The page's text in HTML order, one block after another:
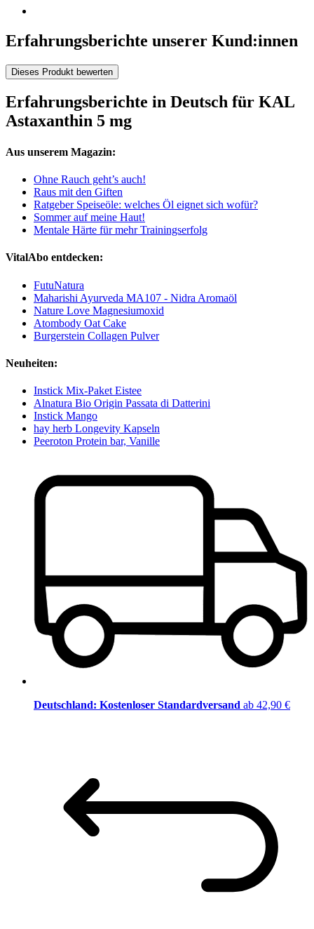
Erfahrungsberichte unserer Kund:innen
Dieses Produkt bewerten
Erfahrungsberichte in Deutsch für KAL
Astaxanthin 5 mg
Aus unserem Magazin:
Ohne Rauch geht’s auch!
Raus mit den Giften
Ratgeber Speiseöle: welches Öl eignet sich wofür?
Sommer auf meine Haut!
Mentale Härte für mehr Trainingserfolg
VitalAbo entdecken:
FutuNatura
Maharishi Ayurveda MA107 - Nidra Aromaöl
Nature Love Magnesiumoxid
Atombody Oat Cake
Burgerstein Collagen Pulver
Neuheiten:
Instick Mix-Paket Eistee
Alnatura Bio Origin Passata di Datterini
Instick Mango
hay herb Longevity Kapseln
Peeroton Protein bar, Vanille
Deutschland: Kostenloser Standardversand ab 42,90 €